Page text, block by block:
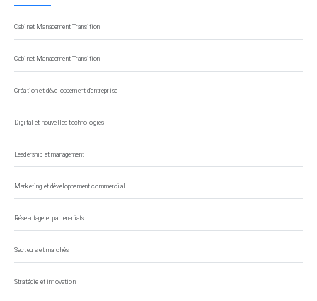
Cabinet Management Transition
Cabinet Management Transition
Création et développement d'entreprise
Digital et nouvelles technologies
Leadership et management
Marketing et développement commercial
Réseautage et partenariats
Secteurs et marchés
Stratégie et innovation